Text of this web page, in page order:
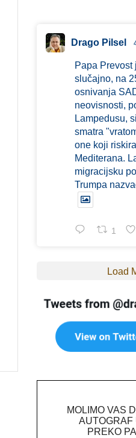
Drago Pilsel
Papa Prevost
slučajno, na
osnivanja
neovisnosti,
Lampedusu,
smatra
one koji
Mediterana.
migracijsku
Trumpa
1
Load
MOLIMO VAS
AUTOGRAF
PREKO